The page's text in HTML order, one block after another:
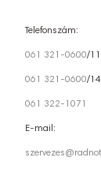
Telefonszám:
061 321-0600/
061 321-0600/
061 322-1071
E-mail: